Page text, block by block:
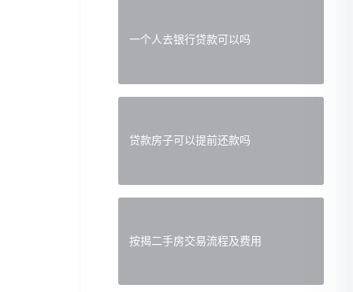
一个人去银行贷款可以吗
贷款房子可以提前还款吗
按揭二手房交易流程及费用